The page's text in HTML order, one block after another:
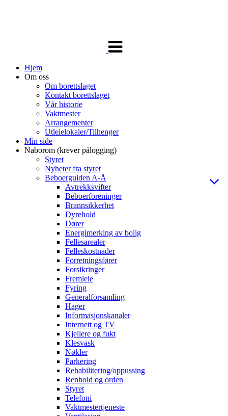
navigasjon
Hjem
Om oss
Om borettslaget
Kontakt borettslaget
Vår historie
Vaktmester
Arrangementer
Utleielokaler/Tilhenger
Min side
Naborom (krever pålogging)
Styret
Nyheter fra styret
Beboerguiden A-Å
Avtrekksvifter
Beboerforeninger
Brannsikkerhet
Dyrehold
Dører
Energimerking av bolig
Fellesarealer
Felleskostnader
Forretningsfører
Forsikringer
Fremleie
Fyring
Generalforsamling
Hager
Informasjonskanaler
Internett og TV
Kjellere og fukt
Klesvask
Nøkler
Parkering
Rehabilitering/oppussing
Renhold og orden
Styret
Telefoni
Vaktmestertjeneste